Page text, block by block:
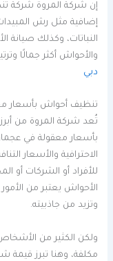
إن شركة المروة شركة
إضافية مثل رش
النباتات، وكذلك صيانة
والأحواش أكثر جمالًا
دبي
تنظيف أحواش بأسعار
تُعد شركة المروة من
بأسعار معقولة في
الاحترافية والأسعار
للأفراد أو الشركات أو
الأحواش يعتبر من
وتزيد من جاذبيته.
ولكن الكثير من
مكلفة، وهنا تبرز